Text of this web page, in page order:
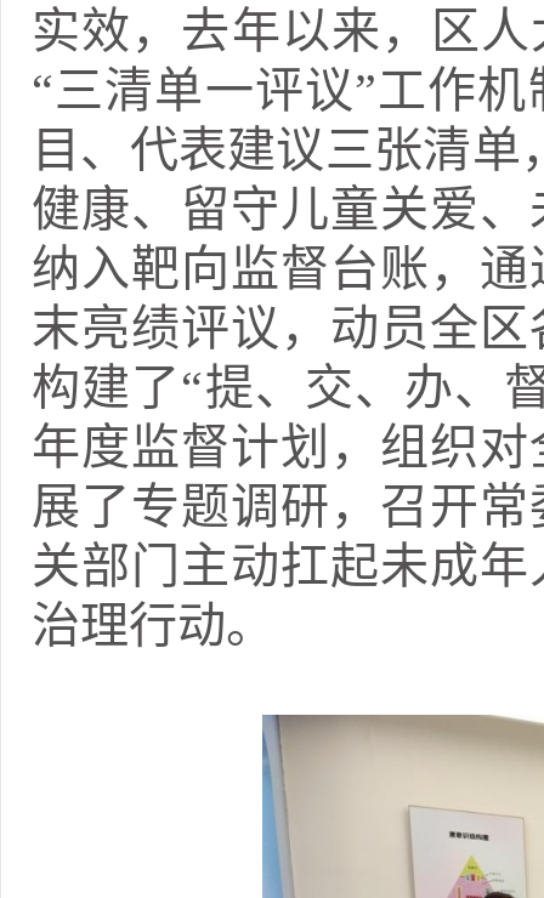
实效，去年以来，区
“三清单一评议”工作
目、代表建议三张清
健康、留守儿童关爱
纳入靶向监督台账，
末亮绩评议，动员全
构建了“提、交、办、
年度监督计划，组织
展了专题调研，召开
关部门主动扛起未成
治理行动。